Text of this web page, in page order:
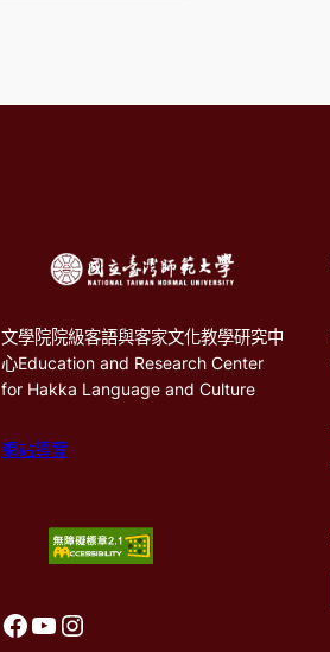
文學院院級客語與客家文化教學研究中
心Education and Research Center
for Hakka Language and Culture
網站導覽
前往客語中心FaceBook 前往客語中心Youtube 前往客語中心Instagram